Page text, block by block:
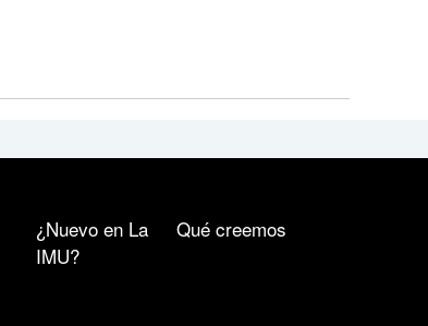
¿Nuevo en La
IMU?
Qué creemos